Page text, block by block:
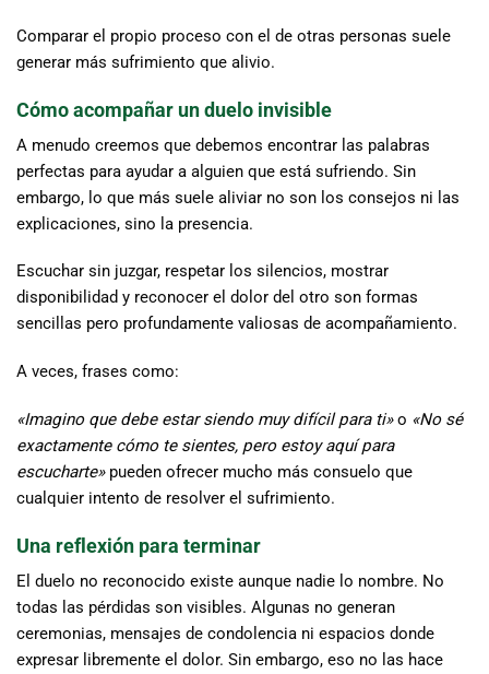
Comparar el propio proceso con el de otras personas suele
generar más sufrimiento que alivio.
Cómo acompañar un duelo invisible
A menudo creemos que debemos encontrar las palabras
perfectas para ayudar a alguien que está sufriendo. Sin
embargo, lo que más suele aliviar no son los consejos ni las
explicaciones, sino la presencia.
Escuchar sin juzgar, respetar los silencios, mostrar
disponibilidad y reconocer el dolor del otro son formas
sencillas pero profundamente valiosas de acompañamiento.
A veces, frases como:
«Imagino que debe estar siendo muy difícil para ti»o «No sé
exactamente cómo te sientes, pero estoy aquí para
escucharte» pueden ofrecer mucho más consuelo que
cualquier intento de resolver el sufrimiento.
Una reflexión para terminar
El duelo no reconocido existe aunque nadie lo nombre. No
todas las pérdidas son visibles. Algunas no generan
ceremonias, mensajes de condolencia ni espacios donde
expresar libremente el dolor. Sin embargo, eso no las hace